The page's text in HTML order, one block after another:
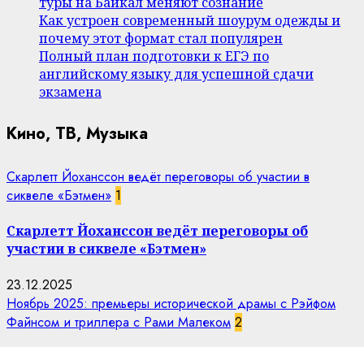
Как устроен современный шоурум одежды и
почему этот формат стал популярен
Полный план подготовки к ЕГЭ по
английскому языку для успешной сдачи
экзамена
Кино, ТВ, Музыка
Скарлетт Йоханссон ведёт переговоры об участии в
сиквеле «Бэтмен» 1
Скарлетт Йоханссон ведёт переговоры об
участии в сиквеле «Бэтмен»
23.12.2025
Ноябрь 2025: премьеры исторической драмы с Рэйфом
Файнсом и триллера с Рами Малеком 2